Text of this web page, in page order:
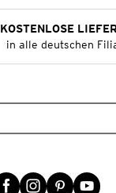
KOSTENLOSE
in alle deutschen